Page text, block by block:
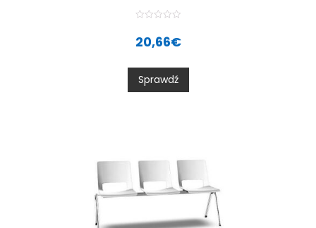
t
0
o
t
20,66€
Sprawdź